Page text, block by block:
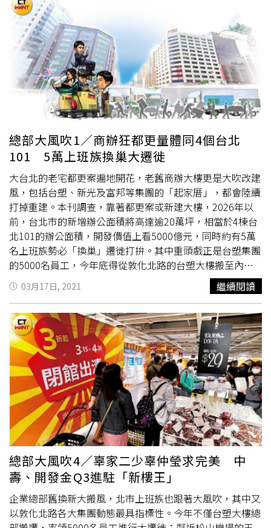
婚宴廣場，這些建築成本低，拆除方便，所以被作為養地期
間的經營業種。這樣的情況在全台很普遍，新北市中永和、
五股、桃園也不少。
成交量直接跌破200億。土地、地上權標售、公辦都更、聯
合開發等各類投資活動，雖溢價率、成交價屢創新高，但今
年全台第二季交易額也從去年同期的895億降到718億，萎
縮2成，到了6月只剩78億，是從2018年9月之後、33個月
以來的單月新低。「房地合一稅2.0」4月9日完成修法三
讀，並於7月1日生效，再加上5月中全台進入第三級防疫警
戒後，商用不動產面臨買盤結構性及突發性的變數，交易活
動明顯減速。（圖／瑞普萊坊提供）劉美華表示，稅改、疫
情改變投資人的短、中、長期布局策略。短期來看，房地合
一稅2.0大幅提高法人短期交易的稅率，再加上高稅率的閉
鎖期延長，趕著適用舊稅制低利率的案件激增，雙重效應加
強轉手需求。疫情之後，交易量會隨著全球強勁復甦、通膨
壓力而快速復原，但疫情以及政策打炒房所帶來的「量變」
會產生中長期商用市場投資的「質變」，形成疫後商用不動
產的5大趨勢。首先，「以租代買」或「先租後買」崛起。
房地合一稅2.0讓這幾年商用市場大爆發的買方受制於高稅
率而打亂處分節奏，未來2、3年供給量緊縮，而且短投退
場，將壓抑交易量。但產業需求面的旺盛，尤其製造業仍一
片榮景，因此一改過去「售後回租」的安排，而改以租代買
或是先租後買，可以同時解決需求的燃眉之急，同時也讓屋
主能省稅、賺租金，成為市場新趨勢。第二，建築投資業轉
型，跨足商用及地上權市場。房地合一稅2.0、實價登錄2.0
改變建築投資生態，「不二價」或是「先建後售」，以及央
行限貸，讓建商對於只租不賣的長期收益型產品的投資興趣
更濃，進一步轉型為資產管理或是多元控股公司。舉例來
說，上半年商用土地交易金額約546億元，遠勝過工業及住
宅地的360億。另外，高地價、缺工、缺料、通膨造成建築
投資業微利化之後，建商也會以代工的角色，善用管理財轉
進土地成本相對較低的聯開、地上權、公辦都更市場。瑞
普萊坊 總經理劉美華表示，疫情之後，交易量會隨著全球強
勁復甦、通膨壓力而快速復原，但疫情以及政策打炒房所帶
來的「量變」會產生中長期商用市場投資的「質變」。（圖
／瑞普萊坊提供） 第三，供需失衡、防疫意識抬頭，辦公
需求東移。根據瑞普萊坊 市場研究部統計，今年第二季台北
市A辦空置率為2.97%，正式跌破3%，即使新增供給的元大
人壽也因供集團使用，全屬自用，因此無法緩解租金漲、空
總部大風吹1／商辦狂都更量體同4個台北
101 5萬上班族換巢大遷徙
大台北的老宅都更案遍地開花，老舊商辦大樓更是大吹改建
風，包括台塑、新光及富邦等集團的「起家厝」，都會陸續
打掉重建。本刊調查，靠著都更案或新建大樓，2026年以
前，台北市的新增辦公面積將高達逾20萬坪，相當於4棟台
北101的辦公面積，開發價值上看5000億元，同時約有5萬
名上班族勢必「換巢」遷徙打拚。其中重頭戲正是台塑集團
的5000名員工，今年底得從敦化北路的台塑大樓搬至內湖
新總部；占地逾6000坪的台塑起家厝，堪稱是全台最大的
自辦都更案。在總裁王文淵一聲令下，台塑集團位於台北市
底進行大搬遷，屆時約5000名員工將搬至內湖區南京東路
六段的「台北企業總部園區」（T.CBD）。緊接著，占地
6380坪的原台塑大樓，預計2023年中拆除後，興建2棟商辦
和1棟住宅，執行堪稱全台最大的自辦都更案，業界推估潛
在開發價值高達700億元至1000億元。同時，位於敦化北路
上的全球人壽總部、玉山金控總部與中國人壽總部，也都將
進行大樓新建，「未來松山機場周邊的商業活動精采可
期。」
瑞普萊坊市場研究暨顧問部總監黃舒衛說。台塑集團
最快將於今年底、明年初進行總部搬遷，約有5000名辦公
人員將改到內湖新總部大樓上班。圖為內湖區上班人潮。
（圖／王永泰攝）不只，台塑總部、全球人壽總部、玉山金
控總部，敦化北路上國泰世華敦北分行都更後將由日本三井
承租推出飯店，王朝酒店及微風南京百貨未來也有都更計
畫；敦北過南京東路，還有已完成都更的台北金融中心，華
03月17日, 2021 繼續閱讀
總部大風吹4／辜家二少辜仲瑩求完美 中
壽、開發金Q3進駐「新樓王」
企業總部舊換新大搬風，北市上班族也跟著大風吹，其中又
以敦化北路各大集團動態最具指標性。今年不僅台塑大樓總